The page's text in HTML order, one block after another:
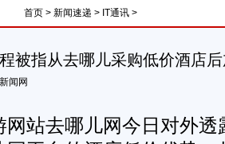
于三倍运费 ·恒天然奶粉含三聚氰胺原料
首页 > 新闻速递 > IT通讯 >
被指从去哪儿采购低价酒店
闻网
去哪儿网今日对外透